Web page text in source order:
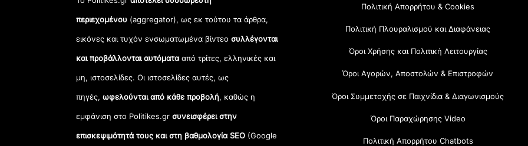
περιεχομένου (aggregator), ως εκ τούτου τα άρθρα,
εικόνες και τυχόν ενσωματωμένα βίντεοσυλλέγονται
και προβάλλονται αυτόματααπό τρίτες, ελληνικές και
μη, ιστοσελίδες. Οι ιστοσελίδες αυτές, ως
πηγές,ωφελούνται από κάθε προβολή, καθώς η
εμφάνιση στο Politikes.gr συνεισφέρει στην
επισκεψιμότητά τους και στη βαθμολογία SEO (Google
Πολιτική Απορρήτου & Cookies
Πολιτική Πλουραλισμού και Διαφάνειας
Όροι Χρήσης και Πολιτική Λειτουργίας
Όροι Αγορών, Αποστολών & Επιστροφών
Όροι Συμμετοχής σε Παιχνίδια & Διαγωνισμούς
Όροι Παραχώρησης Video
Πολιτική Απορρήτου Chatbots